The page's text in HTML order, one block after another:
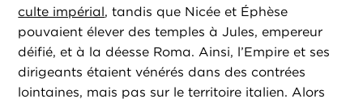
culte impérial, tandis que Nicée et Éphèse
pouvaient élever des temples à Jules, empereur
déifié, et à la déesse Roma. Ainsi, l’Empire et ses
dirigeants étaient vénérés dans des contrées
lointaines, mais pas sur le territoire italien. Alors